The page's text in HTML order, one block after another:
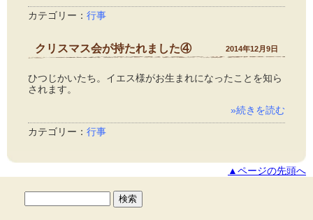
カテゴリー： 行事
クリスマス会が持たれました④ 2014年12月9日
ひつじかいたち。イエス様がお生まれになったことを知ら
されます。
»続きを読む
カテゴリー： 行事
▲ページの先頭へ